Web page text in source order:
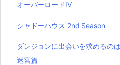
オーバーロードIV
シャドーハウス 2nd Season
ダンジョンに出会いを求めるの
迷宮篇